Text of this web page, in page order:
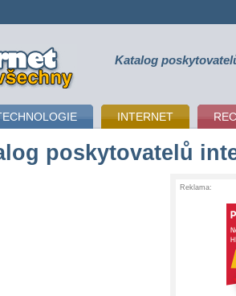
Katalog
INTERNET
poskytovatelů
Reklama: